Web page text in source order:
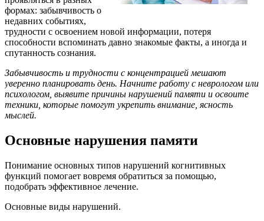
формах: забывчивость о
недавних событиях,
трудности с освоением новой информации, потеря
способности вспоминать давно знакомые факты, а иногда и
спутанность сознания.
Забывчивость и трудности с концентрацией мешают
уверенно планировать день. Начните работу с неврологом или
психологом, выявите причины нарушений памяти и освоите
техники, которые помогут укрепить внимание, ясность
мыслей.
Основные нарушения памяти
Понимание основных типов нарушений когнитивных
функций помогает вовремя обратиться за помощью,
подобрать эффективное лечение.
Основные виды нарушений.